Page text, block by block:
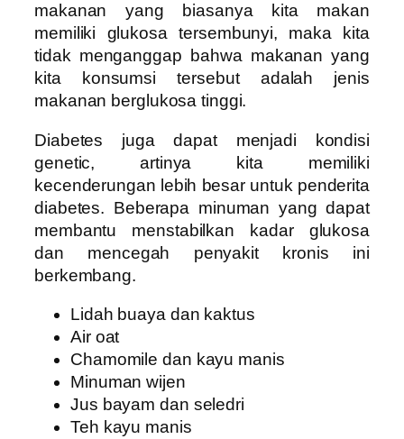
makanan yang biasanya kita makan
memiliki glukosa tersembunyi, maka kita
tidak menganggap bahwa makanan yang
kita konsumsi tersebut adalah jenis
makanan berglukosa tinggi.
Diabetes juga dapat menjadi kondisi
genetic, artinya kita memiliki
kecenderungan lebih besar untuk penderita
diabetes. Beberapa minuman yang dapat
membantu menstabilkan kadar glukosa
dan mencegah penyakit kronis ini
berkembang.
Lidah buaya dan kaktus
Air oat
Chamomile dan kayu manis
Minuman wijen
Jus bayam dan seledri
Teh kayu manis